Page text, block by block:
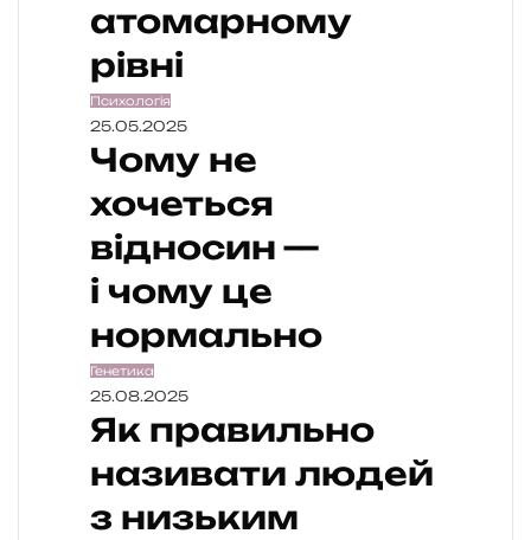
атомарному
рівні
Психологія
25.05.2025
Чому не
хочеться
відносин —
і чому це
нормально
Генетика
25.08.2025
Як правильно
називати людей
з низьким